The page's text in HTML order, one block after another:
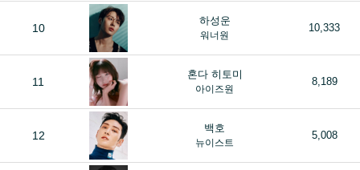
10
하성운
워너원
10,333
11
혼다 히토미
아이즈원
8,189
12
백호
뉴이스트
5,008